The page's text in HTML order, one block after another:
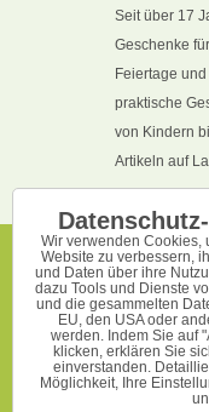
Seit über 17
Geschenke
Feiertage
praktische
von Kindern
Artikeln auf
Wir verwenden Cookies,
Website zu verbessern,
und Daten über ihre
dazu Tools und Dienste
und die gesammelten
EU, den USA oder
werden. Indem Sie auf
klicken, erklären Sie
einverstanden.
Möglichkeit, Ihre